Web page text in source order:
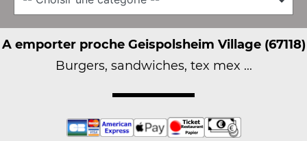
A emporter proche Geispolsheim Village (67118)
Burgers, sandwiches, tex mex ...